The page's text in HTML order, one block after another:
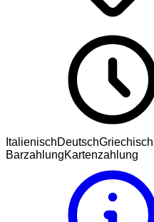
ItalienischDeutschGriechisch
BarzahlungKartenzahlung